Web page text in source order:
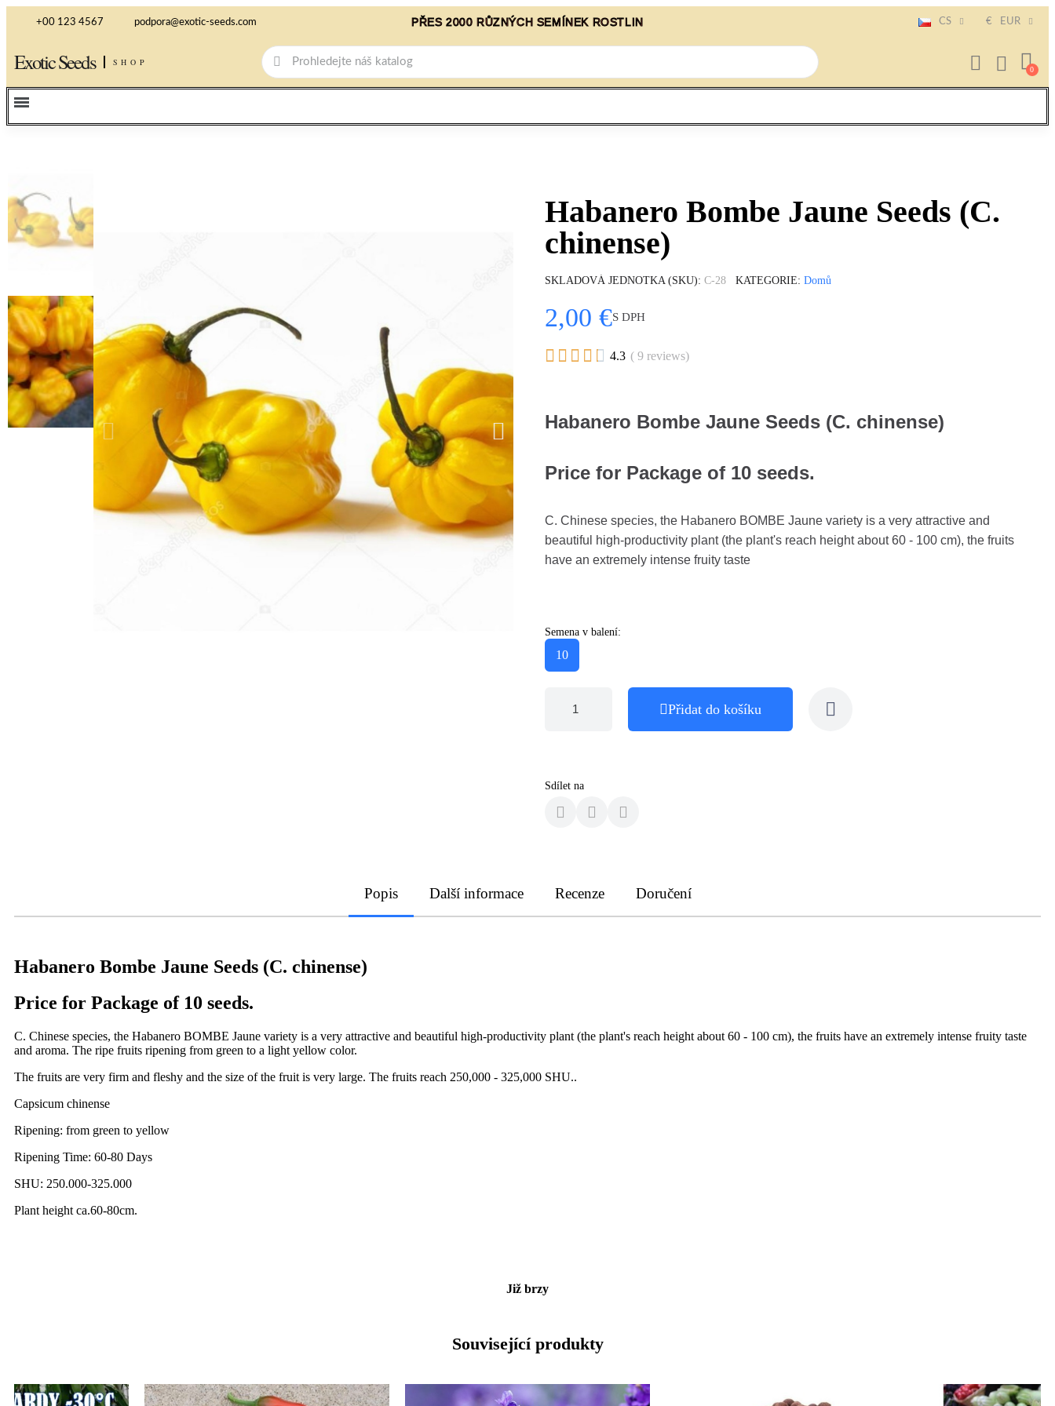
+00 123 4567 podpora@exotic-seeds.com PŘES 2000 RŮZNÝCH SEMÍNEK ROSTLIN CS € EUR
Exotic Seeds SHOP
Habanero Bombe Jaune Seeds (C.
chinense)
SKLADOVÁ JEDNOTKA (SKU) C-28 KATEGORIE Domů
2,00 €S DPH
     4.3 ( 9 reviews)
Habanero Bombe Jaune Seeds (C. chinense)
Price for Package of 10 seeds.
C. Chinese species, the Habanero BOMBE Jaune variety is a very attractive and
beautiful high-productivity plant (the plant's reach height about 60 - 100 cm), the fruits
have an extremely intense fruity taste
Semena v balení:
10
Přidat do košíku
Sdílet na
Popis Další informace Recenze Doručení
Habanero Bombe Jaune Seeds (C. chinense)
Price for Package of 10 seeds.
C. Chinese species, the Habanero BOMBE Jaune variety is a very attractive and beautiful high-productivity plant (the plant's reach height about 60 - 100 cm), the fruits have an extremely intense fruity taste
and aroma. The ripe fruits ripening from green to a light yellow color.
The fruits are very firm and fleshy and the size of the fruit is very large. The fruits reach 250,000 - 325,000 SHU..
Capsicum chinense
Ripening: from green to yellow
Ripening Time: 60-80 Days
SHU: 250.000-325.000
Plant height ca.60-80cm.
Již brzy
Související produkty